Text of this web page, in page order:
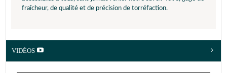
fraîcheur, de qualité et de précision de torréfaction.
VIDÉOS